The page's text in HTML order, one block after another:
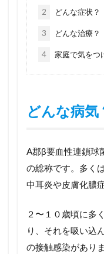
2 どんな症状？
3 どんな治療？
4 家庭で気をつ
どんな病気
A郡β要血性連鎖球
の総称です。多く
中耳炎や皮膚化膿
２〜１０歳頃に多
り、それを吸い込
の接触感染があり